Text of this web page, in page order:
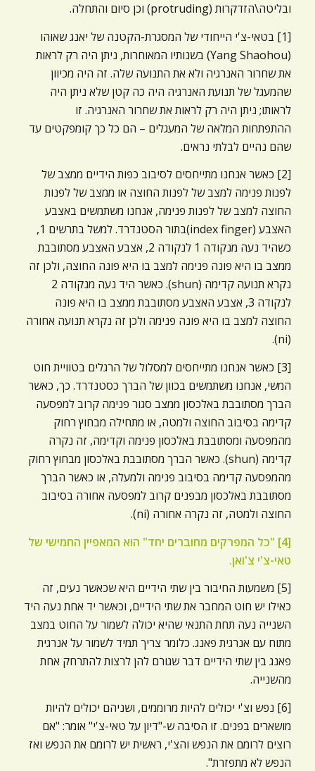
ובליטה\הזדקרות (protruding) וכן סיום והתחלה.
[1] בטאי-צ'י הייחודי של המסגרת-הקטנה של יאנג שאוהו
(Yang Shaohou) בשנותיו המאוחרות, ניתן היה רק לראות
את שחרור האנרגיה ולא את התנועה שלה. זה היה מכיוון
שהמעגל של תנועת האנרגיה היה כה קטן שלא ניתן היה
לראותו; ניתן היה רק לראות את שחרור האנרגיה. זו
ההתפתחות המלאה של המעגלים – הם כל כך קומפקטים עד
שהם נהיים לבלתי נראים.
[2] כאשר אנחנו מתייחסים לסיבוב כפות הידיים ממצב של
לפנות פנימה למצב של לפנות החוצה או ממצב של לפנות
החוצה למצב של לפנות פנימה, אנחנו משתמשים באצבע
האצבע (index finger)בתור הסטנדרד. למשל בתרשים 1,
כשהיד נעה מנקודה 1 לנקודה 2, אצבע האצבע מסתובבת
ממצב בו היא פונה פנימה למצב בו היא פונה החוצה, ולכן זה
נקרא תנועה קדימה (shun). כאשר היד נעה מנקודה 2
לנקודה 3, אצבע האצבע מסתובבת ממצב בו היא פונה
החוצה למצב בו היא פונה פנימה ולכן זה נקרא תנועה אחורה
(ni).
[3] כאשר אנחנו מתייחסים למסלול של הרגלים בטוויית חוט
המשי, אנחנו משתמשים בכוון של הברך כסטנדרד. כך, כאשר
הברך מסתובבת באלכסון ממצב סגור פנימה קרוב למפסעה
קדימה בסיבוב החוצה ולמטה, או מתחילה מבחוץ רחוק
מהמפסעה ומסתובבת באלכסון פנימה וקדימה, זה נקרה
קדימה (shun). כאשר הברך מסתובבת באלכסון מבחוץ רחוק
מהמפסעה קדימה בסיבוב פנימה ולמעלה, או כאשר הברך
מסתובבת באלכסון מבפנים קרוב למפסעה אחורה בסיבוב
החוצה ולמטה, זה נקרה אחורה (ni).
[4] "כל המפרקים מחוברים יחד" הוא המאפיין החמישי של
טאי-צ'י צ'ואן.
[5] משמעות החיבור בין שתי הידיים היא שכאשר נעים, זה
כאילו יש חוט המחבר את שתי הידיים, וכאשר יד אחת נעה היד
השנייה נעה תחת התנאי שהיא יכולה לשמור על החוט במצב
מתוח עם אנרגית פאנג. כלומר צריך תמיד לשמור על אנרגית
פאנג בין שתי הידיים דבר שגורם להן לרצות להתרחק אחת
מהשנייה.
[6] נפש וצ'י יכולים להיות מרוממים, ושניהם יכולים להיות
מושארים בפנים. זו הסיבה ש-"דיון על טאי-צ'י" אומר: "אם
רוצים לרומם את הנפש והצ'י, ראשית יש לרומם את הנפש ואז
הנפש לא מתפזרת".